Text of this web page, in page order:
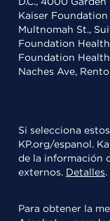
Kaiser
Multnomah St.,
Foundation
Foundation
Naches Ave,
Si selecciona
KP.org/espanol.
de la información
externos. Detalles.
Para obtener la